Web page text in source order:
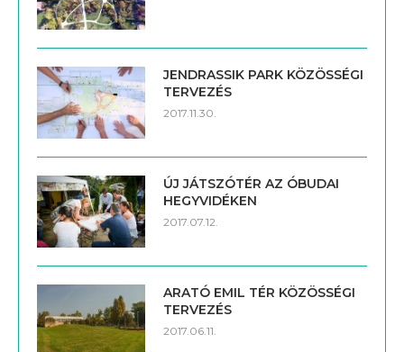
JENDRASSIK PARK KÖZÖSSÉGI
TERVEZÉS
2017.11.30.
ÚJ JÁTSZÓTÉR AZ ÓBUDAI
HEGYVIDÉKEN
2017.07.12.
ARATÓ EMIL TÉR KÖZÖSSÉGI
TERVEZÉS
2017.06.11.